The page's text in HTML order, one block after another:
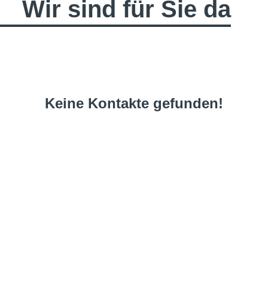
Wir sind für Sie da
Keine Kontakte gefunden!